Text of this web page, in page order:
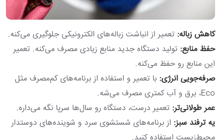
کاهش زباله: تعمیر از انباشت زباله‌های الکترونیکی جلوگیری می‌کنه.
حفظ منابع: تولید دستگاه جدید منابع زیادی مصرف می‌کنه. تعمیر
این منابع رو حفظ می‌کنه.
صرفه‌جویی انرژی: با تعمیر و استفاده از برنامه‌های کم‌مصرف مثل
Eco، برق و آب کمتری مصرف می‌شه.
عمر طولانی‌تر: تعمیر درست، دستگاه رو سال‌ها سرپا نگه می‌داره.
یه ترفند سبز: از برنامه‌های شستشوی سرد و شوینده‌های دوستدار